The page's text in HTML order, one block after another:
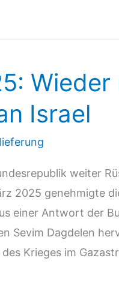
Wieder
Israel
weiter
2025 genehmigte
einer Antwort der
Sevim Dagdelen
Krieges im